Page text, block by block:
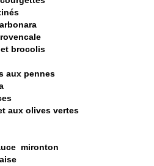
brocolis
aux pennes
aux olives vertes
mironton